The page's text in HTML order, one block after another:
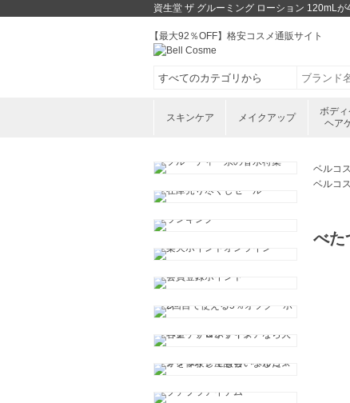
資生堂 ザ グルーミング ローション 120mL
【最大92％OFF】格安コスメ通販サイト
スキンケア メイクアップ
ボディ
ヘア
ベルコ
ベルコ
べた